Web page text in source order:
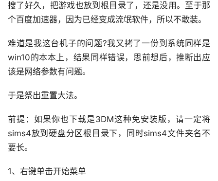
搜了好久，把游戏也放到根目录了，还是没用。至于那
个百度加速器，因为已经变成流氓软件，所以不敢装。
难道是我这台机子的问题?我又拷了一份到系统同样是
win10的本本上，结果同样错误，思前想后，推断出应
该是网络参数有问题。
于是祭出重置大法。
前提：如果你也下载是3DM这种免安装版，请一定将
sims4放到硬盘分区根目录下，同时sims4文件夹名不
要长。
1、右键单击开始菜单